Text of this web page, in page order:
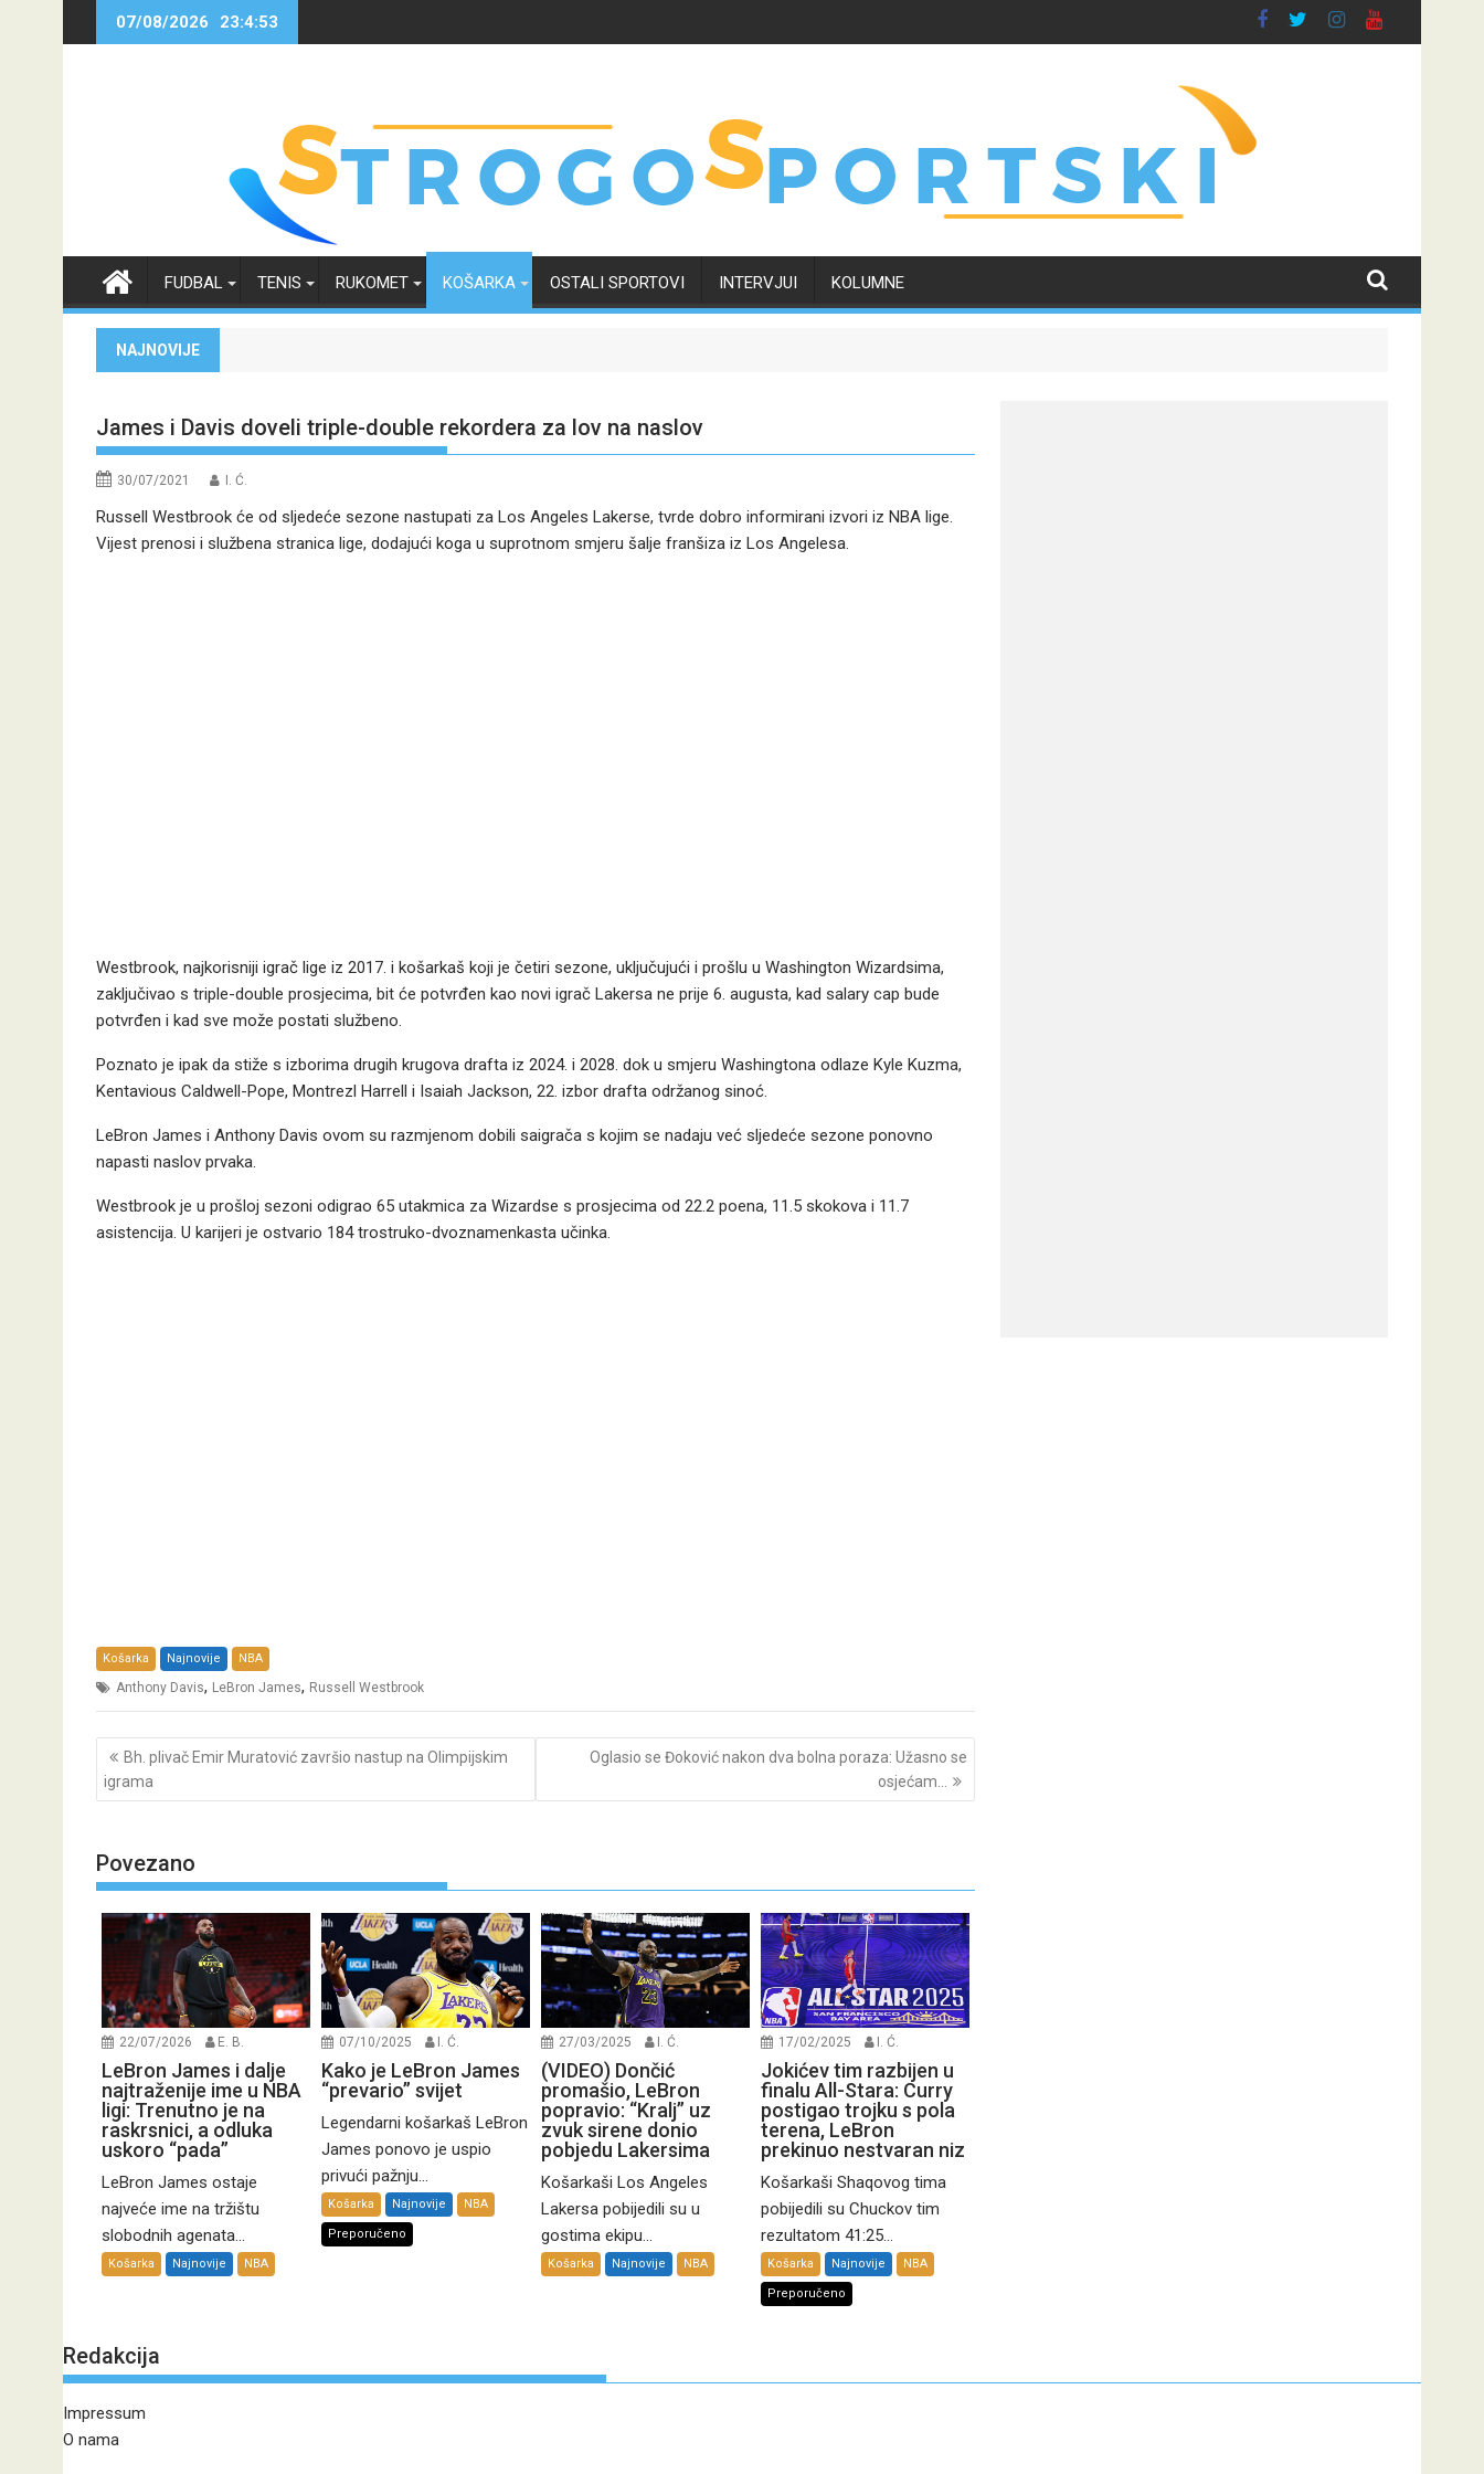
07/08/2026 23:4:53
FUDBAL TENIS RUKOMET KOŠARKA OSTALI SPORTOVI INTERVJUI KOLUMNE
NAJNOVIJE
James i Davis doveli triple-double rekordera za lov na naslov
30/07/2021 I. Ć.
Russell Westbrook će od sljedeće sezone nastupati za Los Angeles Lakerse, tvrde dobro informirani izvori iz NBA lige.
Vijest prenosi i službena stranica lige, dodajući koga u suprotnom smjeru šalje franšiza iz Los Angelesa.
Westbrook, najkorisniji igrač lige iz 2017. i košarkaš koji je četiri sezone, uključujući i prošlu u Washington Wizardsima,
zaključivao s triple-double prosjecima, bit će potvrđen kao novi igrač Lakersa ne prije 6. augusta, kad salary cap bude
potvrđen i kad sve može postati službeno.
Poznato je ipak da stiže s izborima drugih krugova drafta iz 2024. i 2028. dok u smjeru Washingtona odlaze Kyle Kuzma,
Kentavious Caldwell-Pope, Montrezl Harrell i Isaiah Jackson, 22. izbor drafta održanog sinoć.
LeBron James i Anthony Davis ovom su razmjenom dobili saigrača s kojim se nadaju već sljedeće sezone ponovno
napasti naslov prvaka.
Westbrook je u prošloj sezoni odigrao 65 utakmica za Wizardse s prosjecima od 22.2 poena, 11.5 skokova i 11.7
asistencija. U karijeri je ostvario 184 trostruko-dvoznamenkasta učinka.
Košarka Najnovije NBA
Anthony Davis, LeBron James, Russell Westbrook
Post
navigation
Bh. plivač Emir Muratović završio nastup na Olimpijskim
igrama
Oglasio se Đoković nakon dva bolna poraza: Užasno se
osjećam…
Povezano
22/07/2026 E. B.
LeBron James i dalje
najtraženije ime u NBA
ligi: Trenutno je na
raskrsnici, a odluka
uskoro “pada”
LeBron James ostaje
najveće ime na tržištu
slobodnih agenata...
Košarka Najnovije NBA
07/10/2025 I. Ć.
Kako je LeBron James
“prevario” svijet
Legendarni košarkaš LeBron
James ponovo je uspio
privući pažnju...
Košarka Najnovije NBA
Preporučeno
27/03/2025 I. Ć.
(VIDEO) Dončić
promašio, LeBron
popravio: “Kralj” uz
zvuk sirene donio
pobjedu Lakersima
Košarkaši Los Angeles
Lakersa pobijedili su u
gostima ekipu...
Košarka Najnovije NBA
17/02/2025 I. Ć.
Jokićev tim razbijen u
finalu All-Stara: Curry
postigao trojku s pola
terena, LeBron
prekinuo nestvaran niz
Košarkaši Shaqovog tima
pobijedili su Chuckov tim
rezultatom 41:25...
Košarka Najnovije NBA
Preporučeno
Redakcija
Impressum
O nama